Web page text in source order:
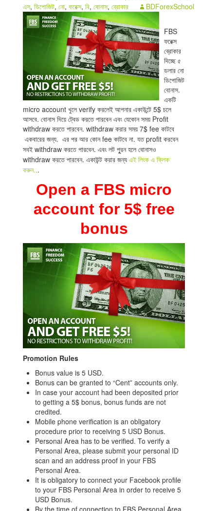
এস,ডিপোজিট,নো,ফরেক্স,বি,বোনাস,ব্রোকার
BDForexSchool
FBS
ফরেক্স
ব্রোকার
দিচ্ছে ৫
ডলার নো
ডিপোজিট
বোনাস.
একটি
micro account খুলে verify করলেই আপনার একাউন্টে 5$ চলে
আসবে. বোনাস দিয়ে ট্বেড করতে পারবেন এবং যেকোন সময় Profit
withdraw করতে পারবেন. withdraw করার সময় 7$feeকাটবে
একবারের জন্য. এর পর আর কোন fee কাটবে না. যত profit করবেন
সবই withdraw করতে পারবেন. এবং লট পুুরন হলে বোনাসও
withdraw করতে পারবেন. একাউন্ট করার জন্যএই লিংক এ ক্লিক
করুন...
Open a FBS micro
account for 5$ free
bonus
Promotion Rules
Bonus value is 5 USD.
Bonus can be granted to “Cent” accounts only.
In case your account had been deposited prior
to getting a 5$ bonus, bonus funds are not
credited.
Mobile phone verification is an obligatory
procedure prior to receiving 5 USD Bonus.
Personal Area has to be verified. To verify a
Personal Area, please submit your personal ID
scan and an address proof in your FBS
Personal Area.
It is obligatory to connect your Facebook profile
to your FBS Personal Area in order to receive 5
USD Bonus.
By the time of connection to FBS Personal Area